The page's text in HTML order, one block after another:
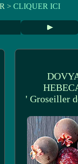
> CLIQUER ICI
' Groseiller